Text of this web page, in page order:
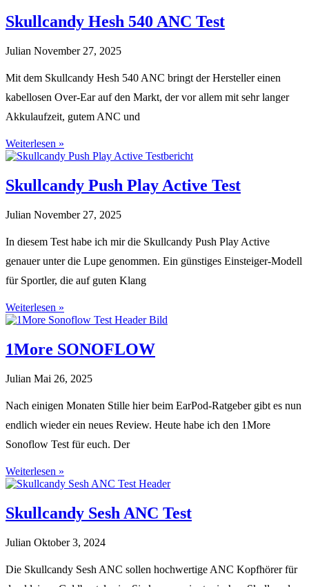
Skullcandy Hesh 540 ANC Test
Julian November 27, 2025
Mit dem Skullcandy Hesh 540 ANC bringt der Hersteller einen
kabellosen Over-Ear auf den Markt, der vor allem mit sehr langer
Akkulaufzeit, gutem ANC und
Weiterlesen »
Skullcandy Push Play Active Test
Julian November 27, 2025
In diesem Test habe ich mir die Skullcandy Push Play Active
genauer unter die Lupe genommen. Ein günstiges Einsteiger-Modell
für Sportler, die auf guten Klang
Weiterlesen »
1More SONOFLOW
Julian Mai 26, 2025
Nach einigen Monaten Stille hier beim EarPod-Ratgeber gibt es nun
endlich wieder ein neues Review. Heute habe ich den 1More
Sonoflow Test für euch. Der
Weiterlesen »
Skullcandy Sesh ANC Test
Julian Oktober 3, 2024
Die Skullcandy Sesh ANC sollen hochwertige ANC Kopfhörer für